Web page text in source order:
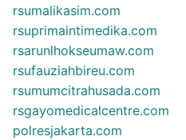
rsumalikasim.com
rsuprimaintimedika.com
rsarunlhokseumaw.com
rsufauziahbireu.com
rsumumcitrahusada.com
rsgayomedicalcentre.com
polresjakarta.com